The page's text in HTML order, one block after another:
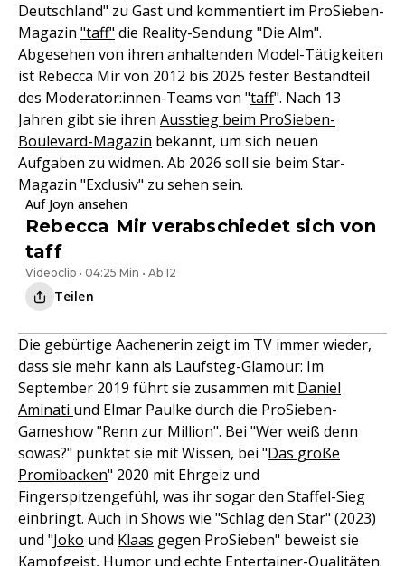
Deutschland" zu Gast und kommentiert im ProSieben-
Magazin "taff" die Reality-Sendung "Die Alm".
Abgesehen von ihren anhaltenden Model-Tätigkeiten
ist Rebecca Mir von 2012 bis 2025 fester Bestandteil
des Moderator:innen-Teams von "taff". Nach 13
Jahren gibt sie ihren Ausstieg beim ProSieben-
Boulevard-Magazin bekannt, um sich neuen
Aufgaben zu widmen. Ab 2026 soll sie beim Star-
Magazin "Exclusiv" zu sehen sein.
Auf Joyn ansehen
Rebecca Mir verabschiedet sich von
taff
Videoclip • 04:25 Min • Ab 12
Teilen
Die gebürtige Aachenerin zeigt im TV immer wieder,
dass sie mehr kann als Laufsteg-Glamour: Im
September 2019 führt sie zusammen mit Daniel
Aminati und Elmar Paulke durch die ProSieben-
Gameshow "Renn zur Million". Bei "Wer weiß denn
sowas?" punktet sie mit Wissen, bei "Das große
Promibacken" 2020 mit Ehrgeiz und
Fingerspitzengefühl, was ihr sogar den Staffel-Sieg
einbringt. Auch in Shows wie "Schlag den Star" (2023)
und "Joko und Klaas gegen ProSieben" beweist sie
Kampfgeist, Humor und echte Entertainer-Qualitäten.